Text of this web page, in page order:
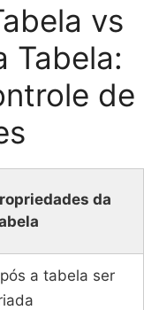
vs
Tabela:
de
da
a tabela ser